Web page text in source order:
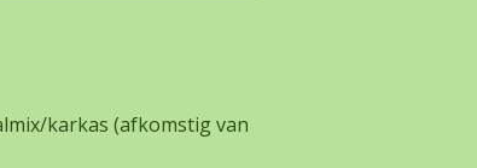
karkas (afkomstig van